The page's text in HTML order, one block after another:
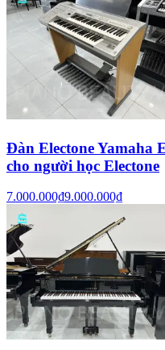
Đàn Electone Yamaha
cho người học Electone
7.000.000₫9.000.000₫